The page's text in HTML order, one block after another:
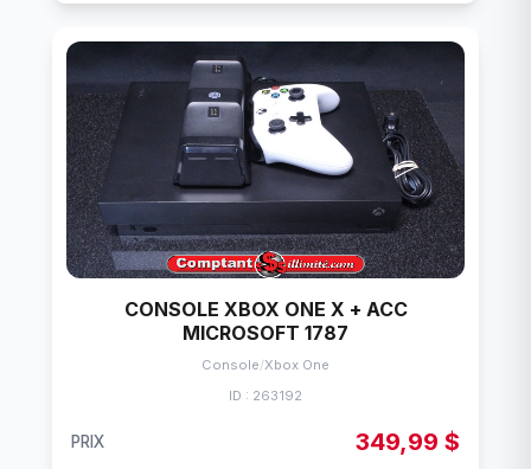
CONSOLE XBOX ONE X + ACC
MICROSOFT 1787
Console/Xbox One
ID : 263192
PRIX 349,99 $